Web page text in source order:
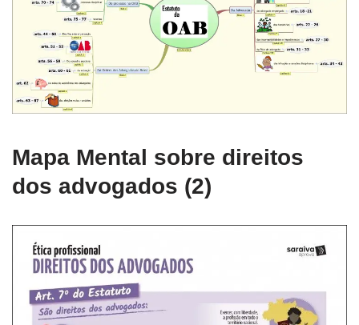
Mapa Mental sobre direitos
dos advogados (2)